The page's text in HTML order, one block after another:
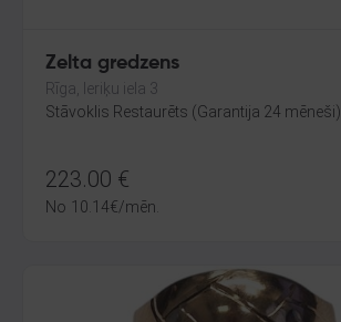
Zelta gredzens
Rīga, Ieriķu iela 3
Stāvoklis Restaurēts (Garantija 24 mēneši)
223.00 €
No 10.14€/mēn.